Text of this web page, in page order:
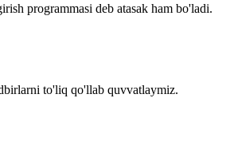
programmasi deb atasak ham bo'ladi.
to'liq qo'llab quvvatlaymiz.